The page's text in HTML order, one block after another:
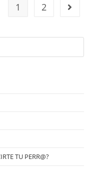
1 2
TU PERR@?